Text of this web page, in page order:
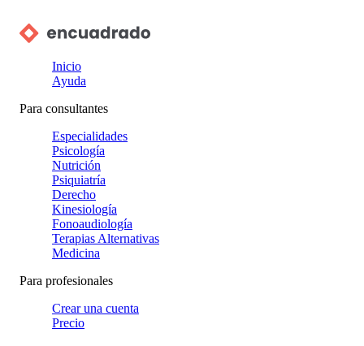
Inicio
Ayuda
Para consultantes
Especialidades
Psicología
Nutrición
Psiquiatría
Derecho
Kinesiología
Fonoaudiología
Terapias Alternativas
Medicina
Para profesionales
Crear una cuenta
Precio